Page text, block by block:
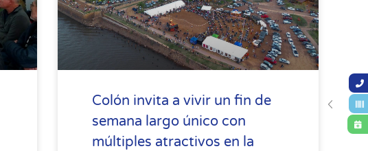
Colón invita a vivir un fin de
semana largo único con
múltiples atractivos en la